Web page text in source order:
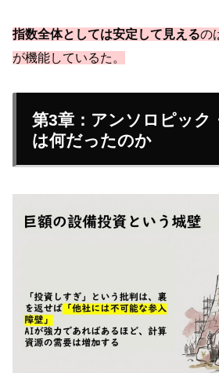
指数全体としては安定して見えるの
が機能しているた。
第3章：アンソロピック
は何だったのか